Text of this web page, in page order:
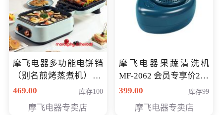
摩飞电器多功能电饼铛
（别名煎烤蒸煮机） 型
号MF-8888B 会员专享
469.00 库存100
摩飞电器专卖店
摩飞电器果蔬清洗机
MF-2062 会员专享价268
元
399.00 库存99
摩飞电器专卖店